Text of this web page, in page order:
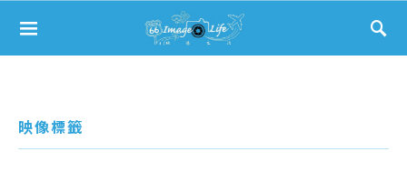
Search for:
映像標籤